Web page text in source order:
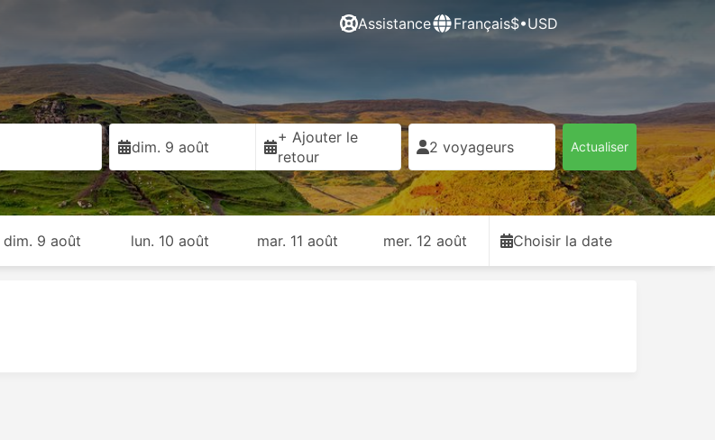
Assistance Français$•USD
dim. 9 août
+ Ajouter le
retour
2 voyageurs Actualiser
dim. 9 août lun. 10 août mar. 11 août mer. 12 août Choisir la date